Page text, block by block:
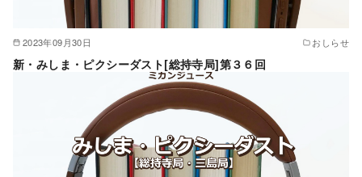
2023年09月30日 おしらせ
新・みしま・ピクシーダスト[総持寺局]第３６回